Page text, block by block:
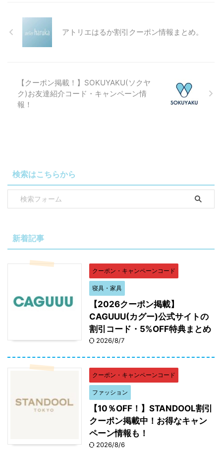
アトリエはるか割引クーポン情報まとめ。
【クーポン掲載！】SOKUYAKU(ソクヤ
ク)お友達紹介コード・キャンペーン情
報！
検索はこちらから
新着記事
クーポン・キャンペーンコード
寝具・家具
【2026クーポン掲載】
CAGUUU(カグー)公式サイトの
割引コード・5%OFF特典まとめ
2026/8/7
クーポン・キャンペーンコード
ファッション
【10％OFF！】STANDOOL割引
クーポン掲載中！お得なキャン
ペーン情報も！
2026/8/6